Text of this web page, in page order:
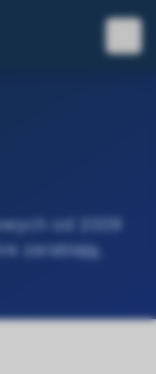
od 2009
zarabiają.